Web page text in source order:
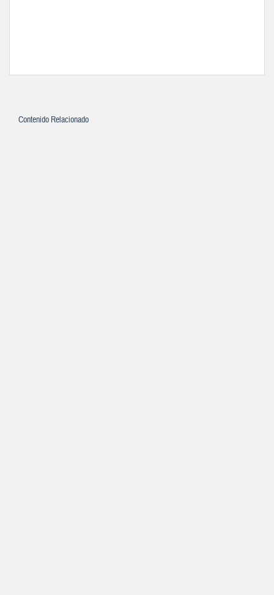
Contenido Relacionado